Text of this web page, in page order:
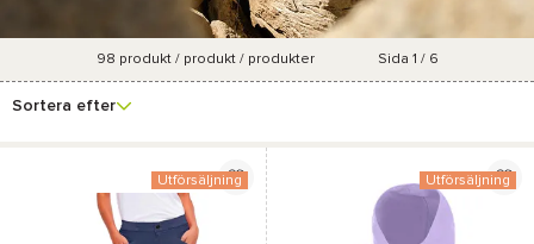
filter
98 produkt / produkt / produkter Sida 1 / 6
Sortera efter
Utförsäljning Utförsäljning